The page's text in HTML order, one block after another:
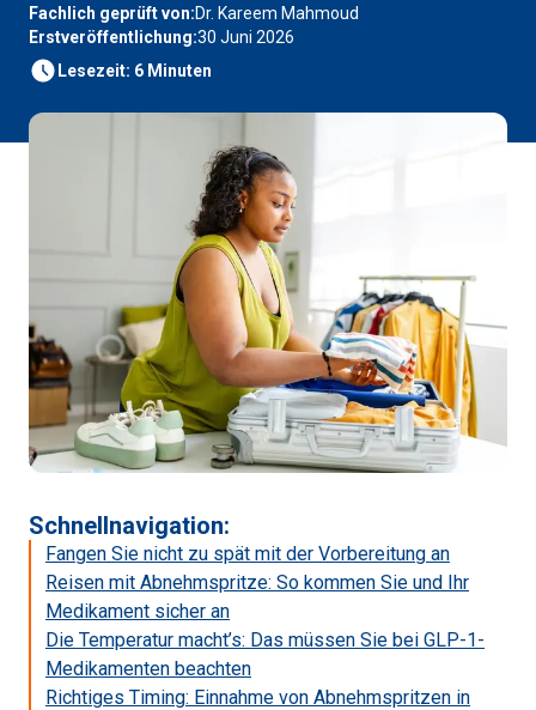
Fachlich geprüft von:Dr. Kareem Mahmoud
Erstveröffentlichung:30 Juni 2026
Lesezeit: 6 Minuten
Schnellnavigation:
Fangen Sie nicht zu spät mit der Vorbereitung an
Reisen mit Abnehmspritze: So kommen Sie und Ihr
Medikament sicher an
Die Temperatur macht’s: Das müssen Sie bei GLP-1-
Medikamenten beachten
Richtiges Timing: Einnahme von Abnehmspritzen in